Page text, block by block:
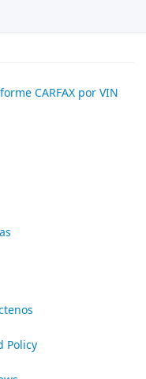
CARFAX por VIN
Policy